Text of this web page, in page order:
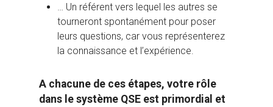
… Un référent vers lequel les autres se
tourneront spontanément pour poser
leurs questions, car vous représenterez
la connaissance et l’expérience.
A chacune de ces étapes, votre rôle
dans le système QSE est primordial et